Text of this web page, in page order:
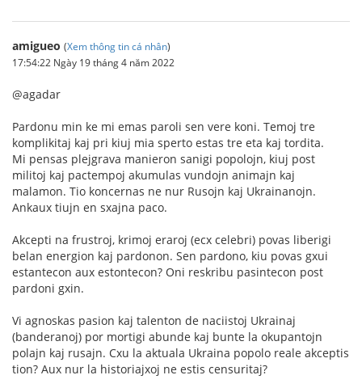
amigueo (Xem thông tin cá nhân)
17:54:22 Ngày 19 tháng 4 năm 2022
@agadar
Pardonu min ke mi emas paroli sen vere koni. Temoj tre
komplikitaj kaj pri kiuj mia sperto estas tre eta kaj tordita.
Mi pensas plejgrava manieron sanigi popolojn, kiuj post
militoj kaj pactempoj akumulas vundojn animajn kaj
malamon. Tio koncernas ne nur Rusojn kaj Ukrainanojn.
Ankaux tiujn en sxajna paco.
Akcepti na frustroj, krimoj eraroj (ecx celebri) povas liberigi
belan energion kaj pardonon. Sen pardono, kiu povas gxui
estantecon aux estontecon? Oni reskribu pasintecon post
pardoni gxin.
Vi agnoskas pasion kaj talenton de naciistoj Ukrainaj
(banderanoj) por mortigi abunde kaj bunte la okupantojn
polajn kaj rusajn. Cxu la aktuala Ukraina popolo reale akceptis
tion? Aux nur la historiajxoj ne estis censuritaj?